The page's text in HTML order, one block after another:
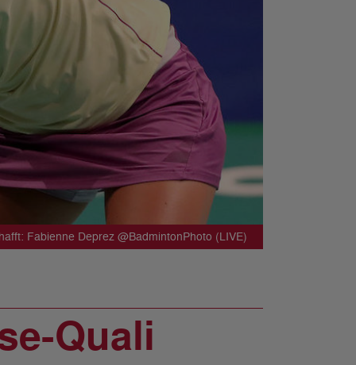
Fabienne Deprez @BadmintonPhoto (LIVE)
Quali